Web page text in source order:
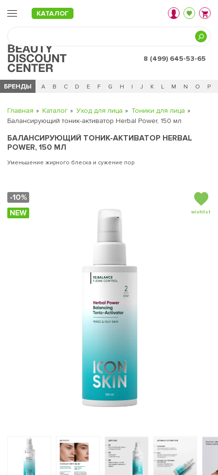
КАТАЛОГ
8 (499) 645-53-65
БРЕНДЫ
Ч 0 - 9 A B C D E F G H I J K L M N O P
Главная Каталог Уход для лица
Тоники для лица
Балансирующий тоник-активатор Herbal Power, 150 мл
БАЛАНСИРУЮЩИЙ ТОНИК-АКТИВАТОР HERBAL
POWER, 150 МЛ
Уменьшение жирного блеска и сужение пор
-10%
NEW
wishlist